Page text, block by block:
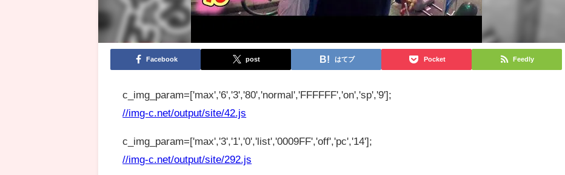
Facebook post はてブ Pocket Feedly
c_img_param=['max','6','3','80','normal','FFFFFF','on','sp','9'];
//img-c.net/output/site/42.js
c_img_param=['max','3','1','0','list','0009FF','off','pc','14'];
//img-c.net/output/site/292.js